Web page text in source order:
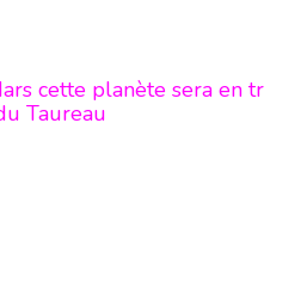
cette planète sera en tr
Taureau